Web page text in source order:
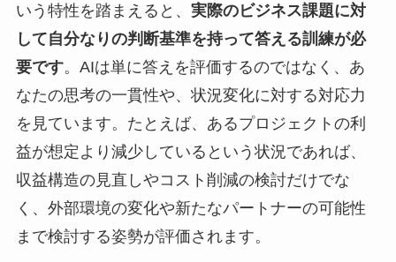
いう特性を踏まえると、 実際のビジネス課題に対
して自分なりの判断基準を持って答える訓練が必
要です。AIは単に答えを評価するのではなく、あ
なたの思考の一貫性や、状況変化に対する対応力
を見ています。たとえば、あるプロジェクトの利
益が想定より減少しているという状況であれば、
収益構造の見直しやコスト削減の検討だけでな
く、外部環境の変化や新たなパートナーの可能性
まで検討する姿勢が評価されます。